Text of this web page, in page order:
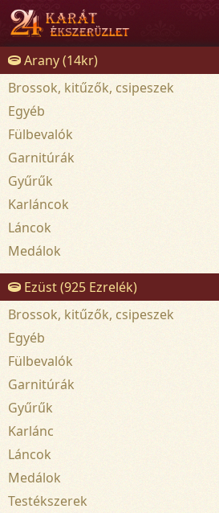
Arany (14kr)
Brossok, kitűzők, csipeszek
Egyéb
Fülbevalók
Garnitúrák
Gyűrűk
Karláncok
Láncok
Medálok
Ezüst (925 Ezrelék)
Brossok, kitűzők, csipeszek
Egyéb
Fülbevalók
Garnitúrák
Gyűrűk
Karlánc
Láncok
Medálok
Testékszerek